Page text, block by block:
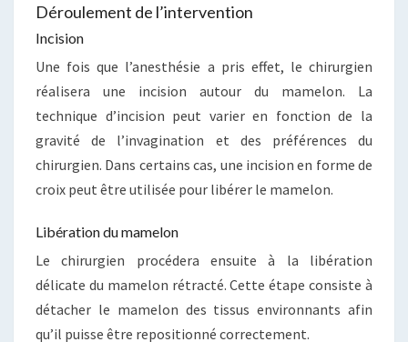
Déroulement de l’intervention
Incision
Une fois que l’anesthésie a pris effet, le chirurgien
réalisera une incision autour du mamelon. La
technique d’incision peut varier en fonction de la
gravité de l’invagination et des préférences du
chirurgien. Dans certains cas, une incision en forme de
croix peut être utilisée pour libérer le mamelon.
Libération du mamelon
Le chirurgien procédera ensuite à la libération
délicate du mamelon rétracté. Cette étape consiste à
détacher le mamelon des tissus environnants afin
qu’il puisse être repositionné correctement.